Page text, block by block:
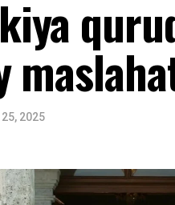
25, 2025